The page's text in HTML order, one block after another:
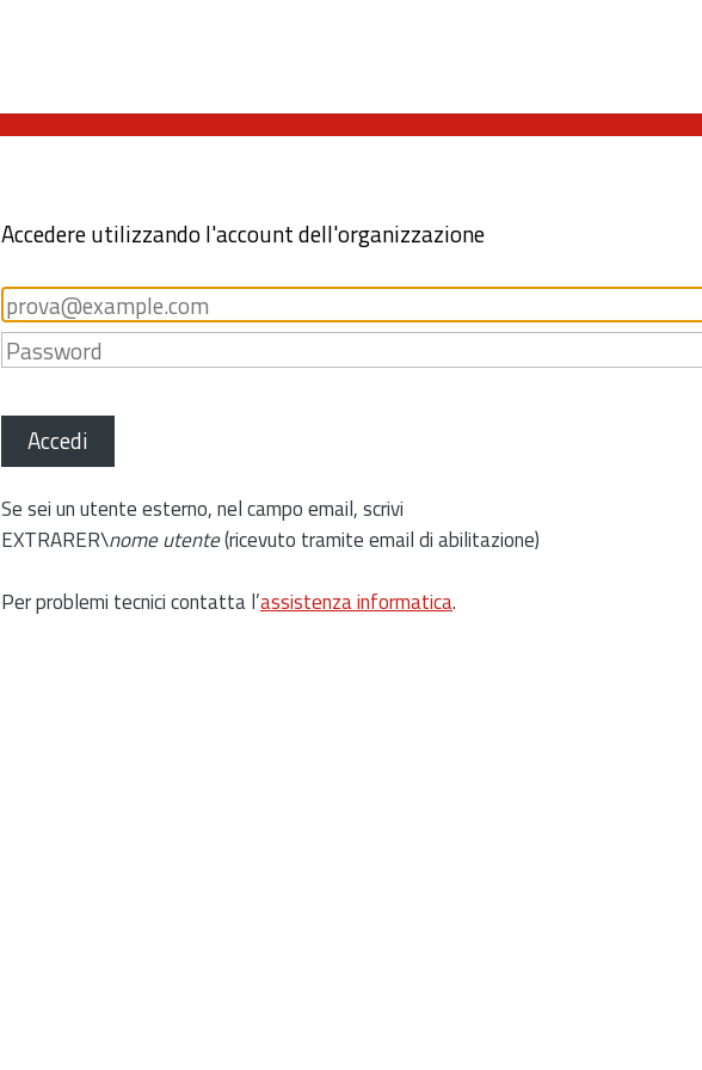
Accedere utilizzando l'account dell'organizzazione
Accedi
Se sei un utente esterno, nel campo email, scrivi
EXTRARER\nome utente(ricevuto tramite email di abilitazione)
Per problemi tecnici contatta l’assistenza informatica.